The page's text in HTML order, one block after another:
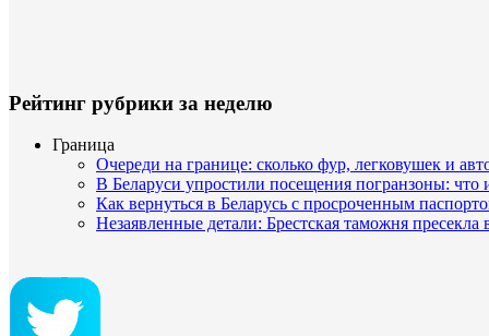
Рейтинг рубрики за неделю
Граница
Очереди на границе: сколько фур, легковушек и
В Беларуси упростили посещения погранзоны: что
Как вернуться в Беларусь с просроченным
Незаявленные детали: Брестская таможня